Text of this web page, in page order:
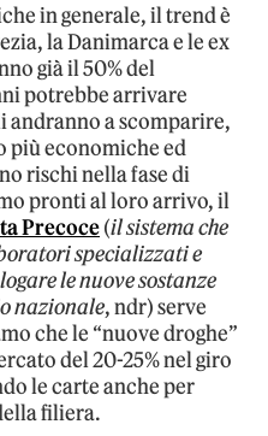
in generale, il trend è
la Danimarca e le ex
già il 50% del
potrebbe arrivare
andranno a scomparire,
più economiche ed
rischi nella fase di
pronti al loro arrivo, il
Precoce(il sistema che
specializzati e
le nuove sostanze
nazionale, ndr) serve
che le “nuove droghe”
del 20-25% nel giro
le carte anche per
filiera.